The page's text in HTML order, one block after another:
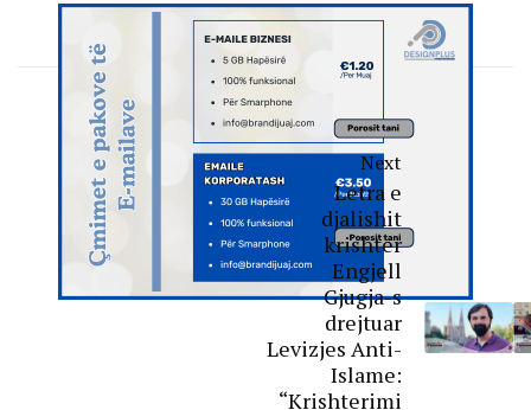
Next
Letra e
djalishit
krishter
Engjell
Gjugja-s
drejtuar
Levizjes Anti-
Islame:
“Krishterimi